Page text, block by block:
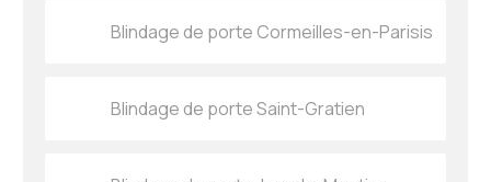
Blindage de porte Cormeilles-en-Parisis
Blindage de porte Saint-Gratien